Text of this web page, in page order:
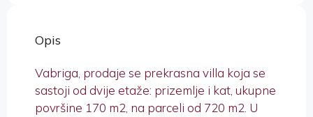
Opis
Vabriga, prodaje se prekrasna villa koja se
sastoji od dvije etaže: prizemlje i kat, ukupne
površine 170 m2, na parceli od 720 m2. U